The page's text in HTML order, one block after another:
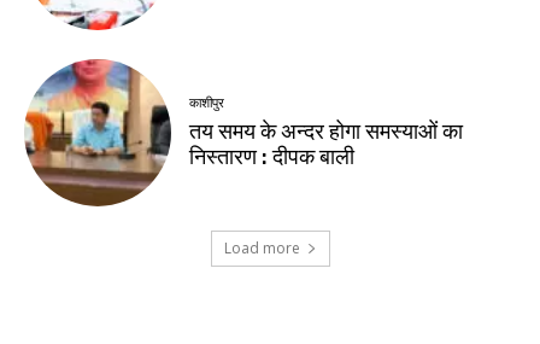
काशीपुर
तय समय के अन्दर होगा समस्याओं का
निस्तारण : दीपक बाली
Load more